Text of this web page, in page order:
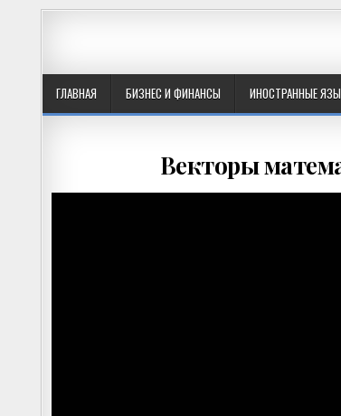
ГЛАВНАЯ БИЗНЕС И ФИНАНСЫ ИНОСТРАННЫЕ
Векторы